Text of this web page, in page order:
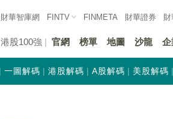
財華智庫網 FINTV FINMETA 財華證券
港股100強 官網 榜單 地圖 沙龍 企
一圖解碼 港股解碼 A股解碼 美股解碼